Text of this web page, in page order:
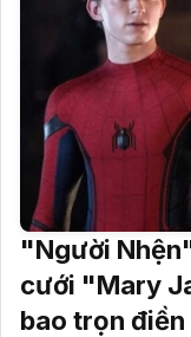
"Người
cưới "Mary
bao trọn